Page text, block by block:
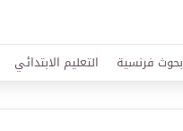
بحوث فرنسية التعليم الابتدائي